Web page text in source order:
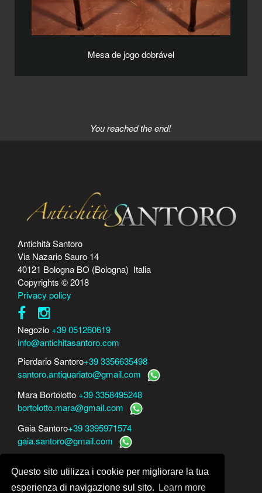
Questo sito utilizza i cookie per migliorare la tua
esperienza di navigazione sul sito.
Learn more
Mesa de jogo dobrável
You reached the end!
Antichità Santoro
Via Nazario Sauro 14
40121 Bologna BO (Bologna) Italia
Copyrights © 2018
Privacy policy
Negozio +39 051260619
info@antichitasantoro.com
Pierdario Santoro+39 3356635498
santoro.antiquariato@gmail.com
Mara Bortolotto +39 3358495248
bortolotto.mara@gmail.com
Gaia Santoro+39 3395971574
gaia.santoro@gmail.com
Mara Bortolottowww.perito-arte-antiquariato.it
Dario Santorowww.peritoarte.info